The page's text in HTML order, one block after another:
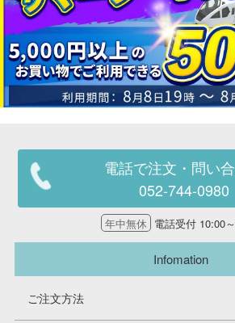
電話で注文・問い
052-744-0980
年中無休 電話受付 10:00
Infomation
ご注文方法